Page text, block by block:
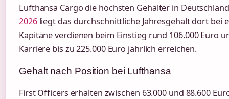
Lufthansa Cargo die höchsten Gehälter in
2026liegt das durchschnittliche Jahresgehalt dort bei
Kapitäne verdienen beim Einstieg rund 106.000 Euro
Karriere bis zu 225.000 Euro jährlich erreichen.
Gehalt nach Position bei Lufthansa
First Officers erhalten zwischen 63.000 und 88.600